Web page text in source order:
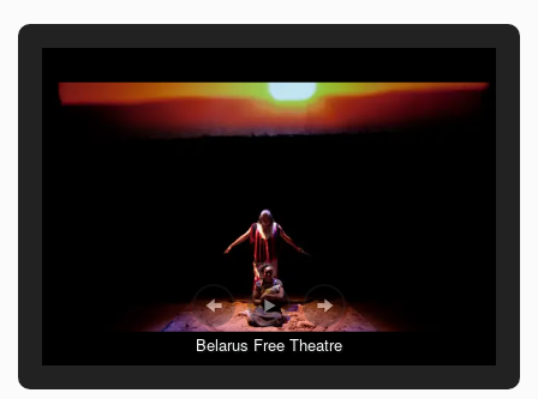
Belarus Free Theatre